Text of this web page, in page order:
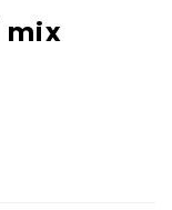
mix